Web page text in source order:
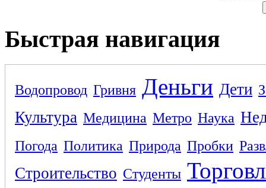
Быстрая навигация
Водопровод Гривня Деньги Дети
Культура Медицина Метро Наука
Погода Политика Природа Пробки
Строительство Студенты